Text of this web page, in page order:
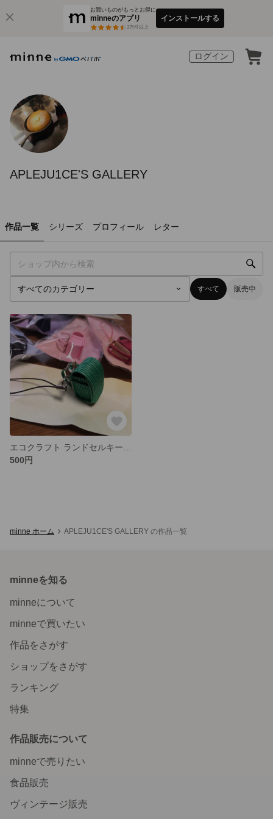
お買いものがもっとお得に
minneのアプリ
3万件以上
インストールする
ログイン
APLEJU1CE'S GALLERY
作品一覧 シリーズ プロフィール レター
すべて 販売中
500円
minne ホーム APLEJU1CE'S GALLERY の作品一覧
minneを知る
minneについて
minneで買いたい
作品をさがす
ショップをさがす
ランキング
特集
作品販売について
minneで売りたい
食品販売
ヴィンテージ販売